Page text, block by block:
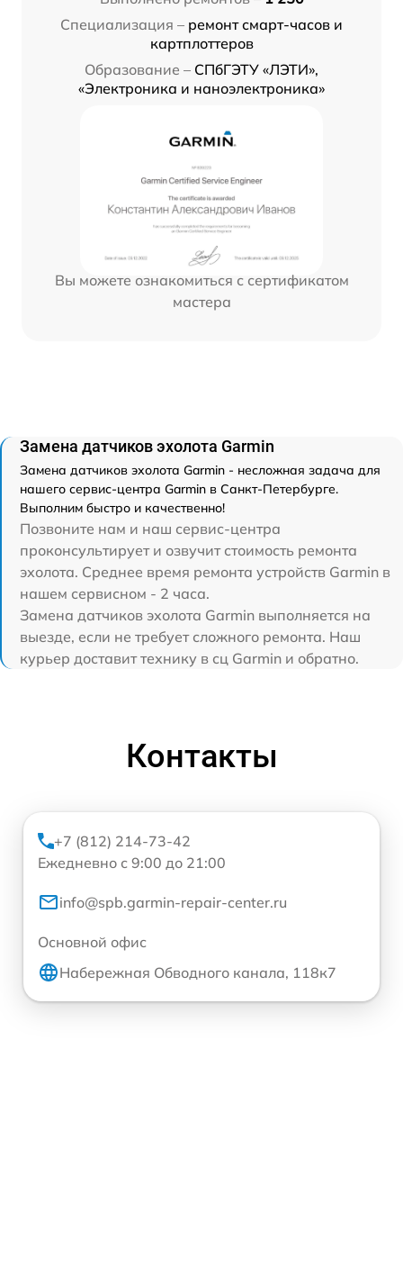
Специализация – ремонт смарт-часов и
картплоттеров
Образование – СПбГЭТУ «ЛЭТИ»,
«Электроника и наноэлектроника»
Вы можете ознакомиться с сертификатом
мастера
Замена датчиков эхолота Garmin
Замена датчиков эхолота Garmin - несложная задача для
нашего сервис-центра Garmin в Санкт-Петербурге.
Выполним быстро и качественно!
Позвоните нам и наш сервис-центра
проконсультирует и озвучит стоимость ремонта
эхолота. Среднее время ремонта устройств Garmin в
нашем сервисном - 2 часа.
Замена датчиков эхолота Garmin выполняется на
выезде, если не требует сложного ремонта. Наш
курьер доставит технику в сц Garmin и обратно.
Контакты
+7 (812) 214-73-42
Ежедневно с 9:00 до 21:00
info@spb.garmin-repair-center.ru
Основной офис
Набережная Обводного канала, 118к7